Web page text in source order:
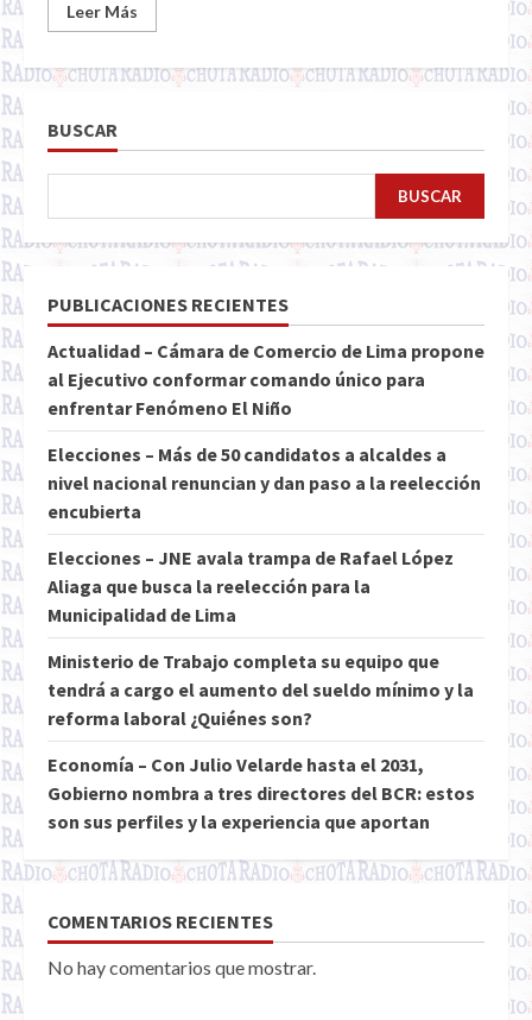
Leer Más
BUSCAR
BUSCAR
PUBLICACIONES RECIENTES
Actualidad – Cámara de Comercio de Lima propone
al Ejecutivo conformar comando único para
enfrentar Fenómeno El Niño
Elecciones – Más de 50 candidatos a alcaldes a
nivel nacional renuncian y dan paso a la reelección
encubierta
Elecciones – JNE avala trampa de Rafael López
Aliaga que busca la reelección para la
Municipalidad de Lima
Ministerio de Trabajo completa su equipo que
tendrá a cargo el aumento del sueldo mínimo y la
reforma laboral ¿Quiénes son?
Economía – Con Julio Velarde hasta el 2031,
Gobierno nombra a tres directores del BCR: estos
son sus perfiles y la experiencia que aportan
COMENTARIOS RECIENTES
No hay comentarios que mostrar.